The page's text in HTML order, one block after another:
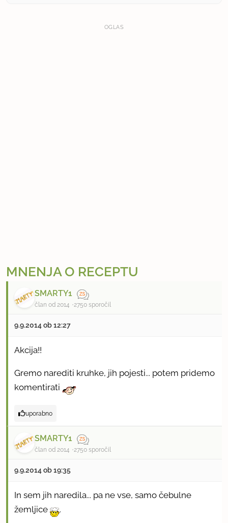
OGLAS
MNENJA O RECEPTU
SMARTY1
član od 2014 2750 sporočil
9.9.2014 ob 12:27
Akcija!!
Gremo narediti kruhke, jih pojesti... potem pridemo
komentirati
uporabno
SMARTY1
član od 2014 2750 sporočil
9.9.2014 ob 19:35
In sem jih naredila... pa ne vse, samo čebulne
žemljice
.